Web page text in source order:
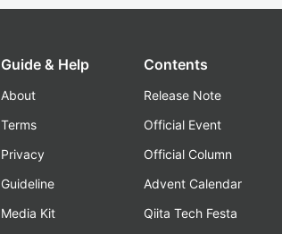
Guide & Help
About
Terms
Privacy
Guideline
Media Kit
Contents
Release Note
Official Event
Official Column
Advent Calendar
Qiita Tech Festa